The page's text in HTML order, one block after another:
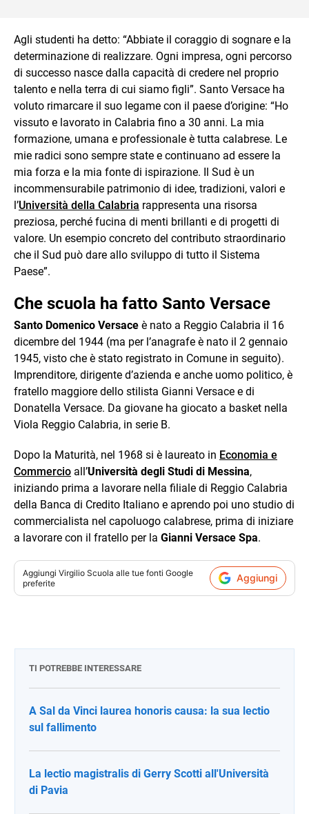
Agli studenti ha detto: “Abbiate il coraggio di sognare e la
determinazione di realizzare. Ogni impresa, ogni percorso
di successo nasce dalla capacità di credere nel proprio
talento e nella terra di cui siamo figli”. Santo Versace ha
voluto rimarcare il suo legame con il paese d’origine: “Ho
vissuto e lavorato in Calabria fino a 30 anni. La mia
formazione, umana e professionale è tutta calabrese. Le
mie radici sono sempre state e continuano ad essere la
mia forza e la mia fonte di ispirazione. Il Sud è un
incommensurabile patrimonio di idee, tradizioni, valori e
l’Università della Calabria rappresenta una risorsa
preziosa, perché fucina di menti brillanti e di progetti di
valore. Un esempio concreto del contributo straordinario
che il Sud può dare allo sviluppo di tutto il Sistema
Paese”.
Che scuola ha fatto Santo Versace
Santo Domenico Versace è nato a Reggio Calabria il 16
dicembre del 1944 (ma per l’anagrafe è nato il 2 gennaio
1945, visto che è stato registrato in Comune in seguito).
Imprenditore, dirigente d’azienda e anche uomo politico, è
fratello maggiore dello stilista Gianni Versace e di
Donatella Versace. Da giovane ha giocato a basket nella
Viola Reggio Calabria, in serie B.
Dopo la Maturità, nel 1968 si è laureato in Economia e
Commercio all’Università degli Studi di Messina,
iniziando prima a lavorare nella filiale di Reggio Calabria
della Banca di Credito Italiano e aprendo poi uno studio di
commercialista nel capoluogo calabrese, prima di iniziare
a lavorare con il fratello per la Gianni Versace Spa.
Aggiungi Virgilio Scuola alle tue fonti Google
preferite
Aggiungi
TI POTREBBE INTERESSARE
A Sal da Vinci laurea honoris causa: la sua lectio
sul fallimento
La lectio magistralis di Gerry Scotti all'Università
di Pavia